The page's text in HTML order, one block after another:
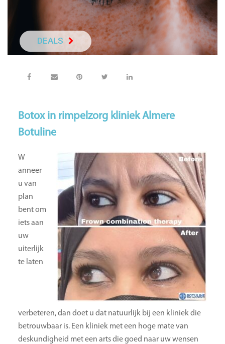
DEALS
Botox in rimpelzorg kliniek Almere
Botuline
W
anneer
u van
plan
bent om
iets aan
uw
uiterlijk
te laten
verbeteren, dan doet u dat natuurlijk bij een kliniek die
betrouwbaar is. Een kliniek met een hoge mate van
deskundigheid met een arts die goed naar uw wensen